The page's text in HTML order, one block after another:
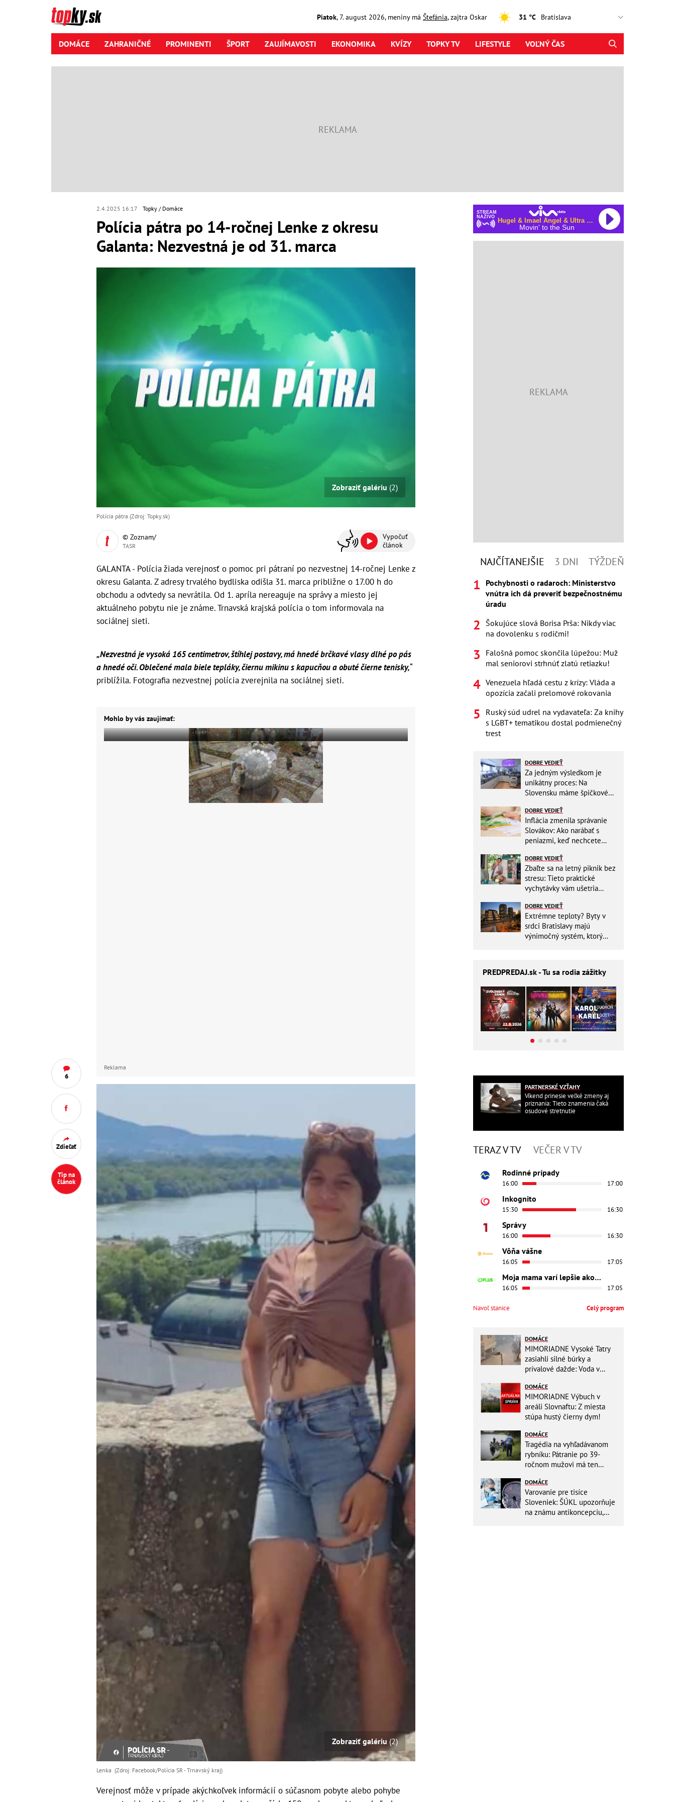
Piatok,7. august2026, meniny má Štefánia, zajtra Oskar 31 °C
DOMÁCE ZAHRANIČNÉ PROMINENTI ŠPORT ZAUJÍMAVOSTI EKONOMIKA KVÍZY TOPKY TV LIFESTYLE VOĽNÝ ČAS
2.4.2025 16:17 Topky Domáce
Polícia pátra po 14-ročnej Lenke z okresu
Galanta: Nezvestná je od 31. marca
6
Zdieľať
Tip na
článok
Zobraziť galériu (2)
Polícia pátra (Zdroj: Topky.sk)
© Zoznam/
TASR
Vypočuť
článok
GALANTA - Polícia žiada verejnosť o pomoc pri pátraní po nezvestnej 14-ročnej Lenke z
okresu Galanta. Z adresy trvalého bydliska odišla 31. marca približne o 17.00 h do
obchodu a odvtedy sa nevrátila. Od 1. apríla nereaguje na správy a miesto jej
aktuálneho pobytu nie je známe. Trnavská krajská polícia o tom informovala na
sociálnej sieti.
„Nezvestná je vysoká 165 centimetrov, štíhlej postavy, má hnedé brčkavé vlasy dlhé po pás
a hnedé oči. Oblečené mala biele tepláky, čiernu mikinu s kapucňou a obuté čierne tenisky,“
priblížila. Fotografia nezvestnej polícia zverejnila na sociálnej sieti.
Mohlo by vás zaujímať:
Reklama
Zobraziť galériu (2)
Lenka (Zdroj: Facebook/Polícia SR - Trnavský kraj)
Verejnosť môže v prípade akýchkoľvek informácií o súčasnom pobyte alebo pohybe
STREAM
NAŽIVO
Hugel & Imael Angel & Ultra Naté
Movin' to the Sun
NAJČÍTANEJŠIE 3 DNI TÝŽDEŇ
Pochybnosti o radaroch: Ministerstvo
vnútra ich dá preveriť bezpečnostnému
úradu
Šokujúce slová Borisa Prša: Nikdy viac
na dovolenku s rodičmi!
Falošná pomoc skončila lúpežou: Muž
mal seniorovi strhnúť zlatú retiazku!
Venezuela hľadá cestu z krízy: Vláda a
opozícia začali prelomové rokovania
Ruský súd udrel na vydavateľa: Za knihy
s LGBT+ tematikou dostal podmienečný
trest
DOBRE VEDIEŤ
Za jedným výsledkom je
unikátny proces: Na
Slovensku máme špičkové
DOBRE VEDIEŤ
Inflácia zmenila správanie
Slovákov: Ako narábať s
peniazmi, keď nechcete
DOBRE VEDIEŤ
Zbaľte sa na letný piknik bez
stresu: Tieto praktické
vychytávky vám ušetria
DOBRE VEDIEŤ
Extrémne teploty? Byty v
srdci Bratislavy majú
výnimočný systém, ktorý
PREDPREDAJ.sk - Tu sa rodia zážitky
PARTNERSKÉ VZŤAHY
Víkend prinesie veľké zmeny aj
priznania: Tieto znamenia čaká
osudové stretnutie
TERAZ V TV VEČER V TV
Rodinné prípady
16:00 17:00
Inkognito
15:30 16:30
Správy
16:00 16:30
Vôňa vášne
16:05 17:05
Moja mama varí lepšie ako tvoja
16:05 17:05
Navoľ stanice Celý program
DOMÁCE
MIMORIADNE Vysoké Tatry
zasiahli silné búrky a
prívalové dažde: Voda v
DOMÁCE
MIMORIADNE Výbuch v
areáli Slovnaftu: Z miesta
stúpa hustý čierny dym!
DOMÁCE
Tragédia na vyhľadávanom
rybníku: Pátranie po 39-
ročnom mužovi má ten
DOMÁCE
Varovanie pre tisíce
Sloveniek: ŠÚKL upozorňuje
na známu antikoncepciu,